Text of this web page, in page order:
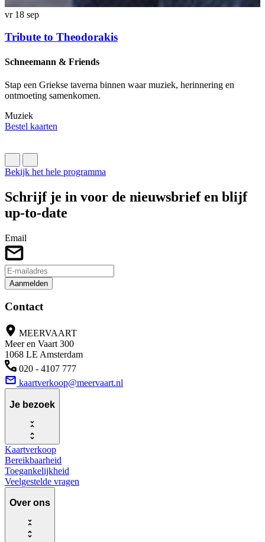
vr 18 sep
Tribute to Theodorakis
Schneemann & Friends
Stap een Griekse taverna binnen waar muziek, herinnering en
ontmoeting samenkomen.
Muziek
Bestel kaarten
Bekijk het hele programma
Schrijf je in voor de nieuwsbrief en blijf
up-to-date
Email
Aanmelden
Contact
MEERVAART
Meer en Vaart 300
1068 LE Amsterdam
020 - 4107 777
kaartverkoop@meervaart.nl
Je bezoek
Kaartverkoop
Bereikbaarheid
Toegankelijkheid
Veelgestelde vragen
Over ons